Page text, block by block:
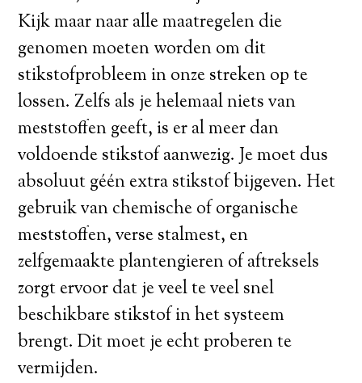
Kijk maar naar alle maatregelen die
genomen moeten worden om dit
stikstofprobleem in onze streken op te
lossen. Zelfs als je helemaal niets van
meststoffen geeft, is er al meer dan
voldoende stikstof aanwezig. Je moet dus
absoluut géén extra stikstof bijgeven. Het
gebruik van chemische of organische
meststoffen, verse stalmest, en
zelfgemaakte plantengieren of aftreksels
zorgt ervoor dat je veel te veel snel
beschikbare stikstof in het systeem
brengt. Dit moet je echt proberen te
vermijden.